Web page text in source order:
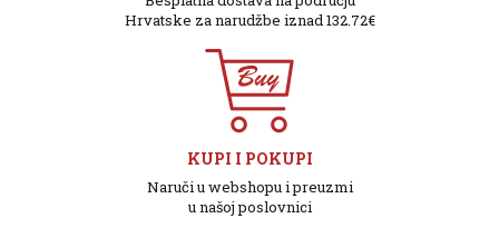
Hrvatske za narudžbe iznad 132.72€
KUPI I POKUPI
Naruči u webshopu i preuzmi
u našoj poslovnici